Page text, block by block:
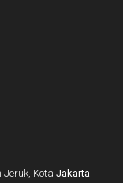
Jeruk, Kota Jakarta